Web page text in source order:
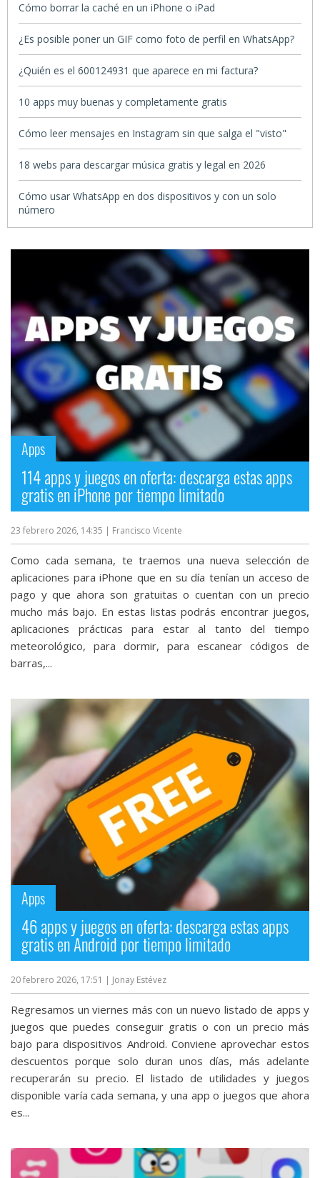
Cómo borrar la caché en un iPhone o iPad
¿Es posible poner un GIF como foto de perfil en WhatsApp?
¿Quién es el 600124931 que aparece en mi factura?
10 apps muy buenas y completamente gratis
Cómo leer mensajes en Instagram sin que salga el "visto"
18 webs para descargar música gratis y legal en 2026
Cómo usar WhatsApp en dos dispositivos y con un solo
número
Apps
114 apps y juegos en oferta: descarga estas apps
gratis en iPhone por tiempo limitado
23 febrero 2026, 14:35 | Francisco Vicente
Como cada semana, te traemos una nueva selección de
aplicaciones para iPhone que en su día tenían un acceso de
pago y que ahora son gratuitas o cuentan con un precio
mucho más bajo. En estas listas podrás encontrar juegos,
aplicaciones prácticas para estar al tanto del tiempo
meteorológico, para dormir, para escanear códigos de
barras,...
Apps
46 apps y juegos en oferta: descarga estas apps
gratis en Android por tiempo limitado
20 febrero 2026, 17:51 | Jonay Estévez
Regresamos un viernes más con un nuevo listado de apps y
juegos que puedes conseguir gratis o con un precio más
bajo para dispositivos Android. Conviene aprovechar estos
descuentos porque solo duran unos días, más adelante
recuperarán su precio. El listado de utilidades y juegos
disponible varía cada semana, y una app o juegos que ahora
es...